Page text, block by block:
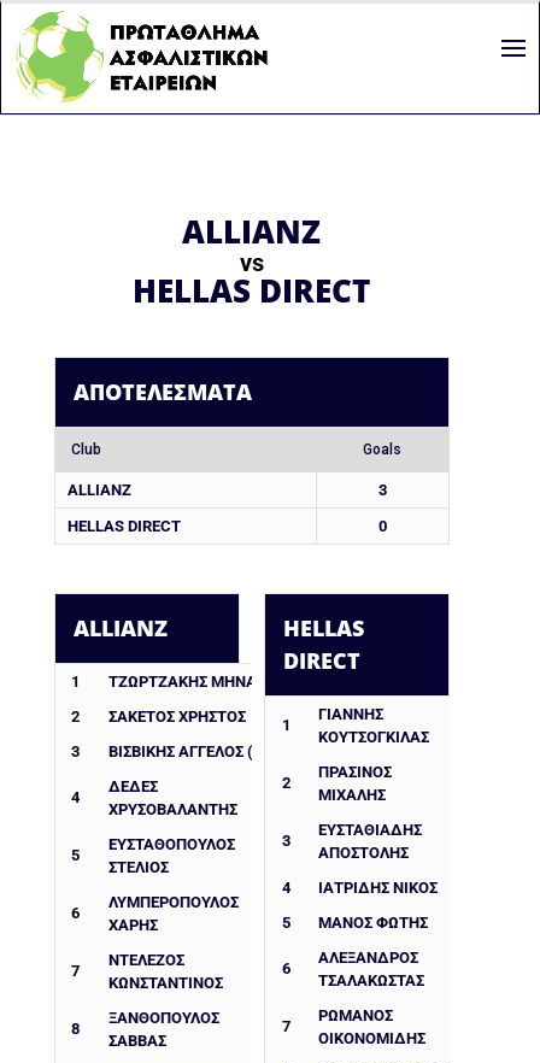
ALLIANZ
vs
HELLAS DIRECT
ΑΠΟΤΕΛΈΣΜΑΤΑ
Club Goals
ALLIANZ
3
HELLAS DIRECT
0
ALLIANZ
1
ΤΖΩΡΤΖΑΚΗΣ ΜΗΝΑΣ
2
ΣΑΚΕΤΟΣ ΧΡΗΣΤΟΣ
3
ΒΙΣΒΙΚΗΣ ΑΓΓΕΛΟΣ (ΕΞ)
4
ΔΈΔΕΣ
ΧΡΥΣΟΒΑΛΆΝΤΗΣ
5
ΕΥΣΤΑΘΌΠΟΥΛΟΣ
ΣΤΈΛΙΟΣ
6
ΛΥΜΠΕΡΟΠΟΥΛΟΣ
ΧΑΡΗΣ
7
ΝΤΕΛΈΖΟΣ
ΚΩΝΣΤΑΝΤΊΝΟΣ
8
ΞΑΝΘΟΠΟΥΛΟΣ
ΣΑΒΒΑΣ
HELLAS
DIRECT
1
ΓΙΑΝΝΗΣ
ΚΟΥΤΣΟΓΚΙΛΑΣ
2
ΠΡΑΣΙΝΟΣ
ΜΙΧΑΛΗΣ
3
ΕΥΣΤΑΘΙΑΔΗΣ
ΑΠΟΣΤΟΛΗΣ
4
ΙΑΤΡΙΔΗΣ ΝΙΚΟΣ
5
ΜΑΝΟΣ ΦΩΤΗΣ
6
ΑΛΈΞΑΝΔΡΟΣ
ΤΣΑΛΑΚΏΣΤΑΣ
7
ΡΩΜΑΝΌΣ
ΟΙΚΟΝΟΜΊΔΗΣ